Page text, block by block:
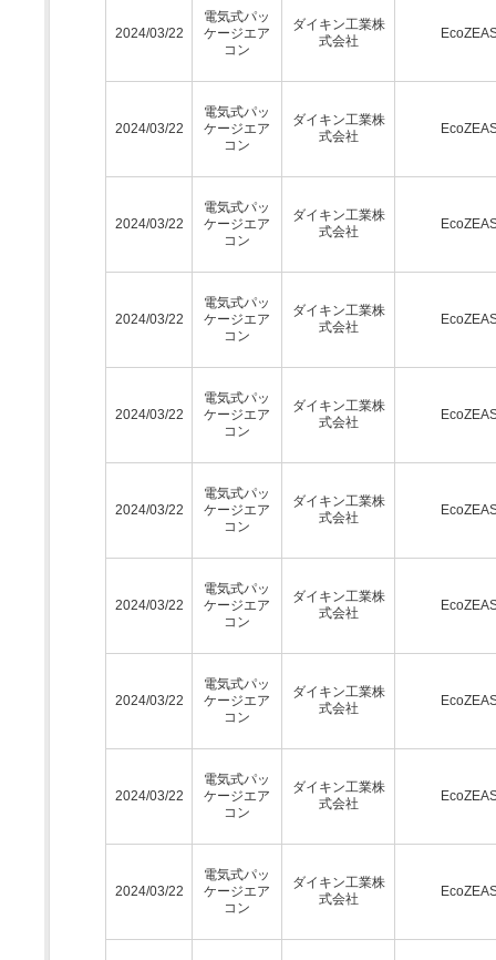
2024/03/22
電気式パッ
ケージエア
コン
ダイキン工業株
式会社
2024/03/22
電気式パッ
ケージエア
コン
ダイキン工業株
式会社
2024/03/22
電気式パッ
ケージエア
コン
ダイキン工業株
式会社
2024/03/22
電気式パッ
ケージエア
コン
ダイキン工業株
式会社
2024/03/22
電気式パッ
ケージエア
コン
ダイキン工業株
式会社
2024/03/22
電気式パッ
ケージエア
コン
ダイキン工業株
式会社
2024/03/22
電気式パッ
ケージエア
コン
ダイキン工業株
式会社
2024/03/22
電気式パッ
ケージエア
コン
ダイキン工業株
式会社
2024/03/22
電気式パッ
ケージエア
コン
ダイキン工業株
式会社
2024/03/22
電気式パッ
ケージエア
コン
ダイキン工業株
式会社